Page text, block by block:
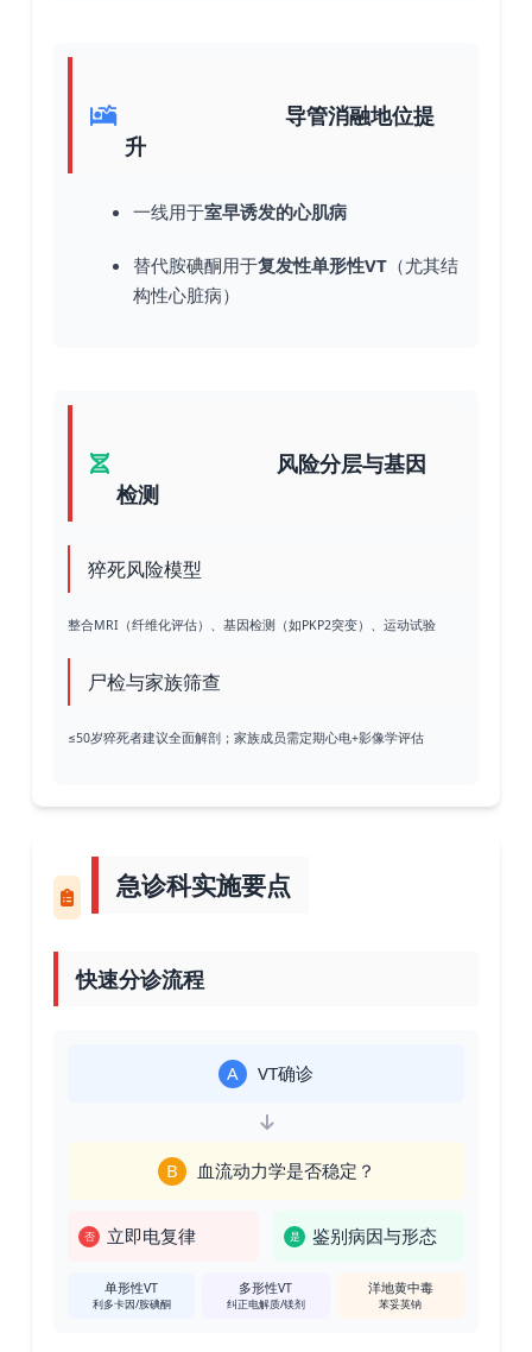
导管消融地位提
升
一线用于室早诱发的心肌病
替代胺碘酮用于复发性单形性VT （尤其结
构性心脏病）
风险分层与基因
检测
猝死风险模型
整合MRI（纤维化评估）、基因检测（如PKP2突变）、运动试验
尸检与家族筛查
≤50岁猝死者建议全面解剖；家族成员需定期心电+影像学评估
急诊科实施要点
快速分诊流程
A VT确诊
B 血流动力学是否稳定？
否 立即电复律 是 鉴别病因与形态
单形性VT
利多卡因/胺碘酮
多形性VT
纠正电解质/镁剂
洋地黄中毒
苯妥英钠